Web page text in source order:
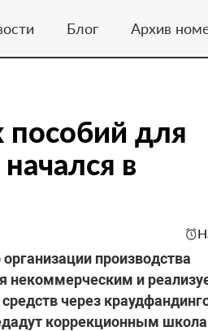
Блог Архив
для
в
производства
и
через
коррекционным